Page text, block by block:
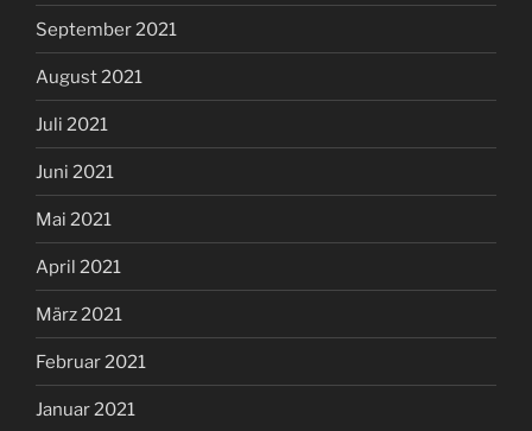
September 2021
August 2021
Juli 2021
Juni 2021
Mai 2021
April 2021
März 2021
Februar 2021
Januar 2021